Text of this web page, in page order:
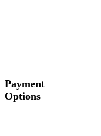
Payment
Options